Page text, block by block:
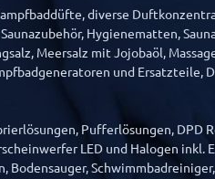
diverse
Hygienematten,
Meersalz mit Jojobaöl,
und
Pufferlösungen, DPD
LED und Halogen
Bodensauger,